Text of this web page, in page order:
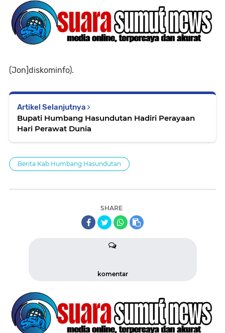
(Jon]diskominfo).
Artikel Selanjutnya
Bupati Humbang Hasundutan Hadiri Perayaan
Hari Perawat Dunia
Berita Kab.Humbang Hasundutan
SHARE
komentar